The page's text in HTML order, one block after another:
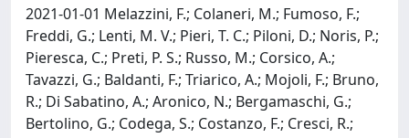
2021-01-01 Melazzini, F.; Colaneri, M.; Fumoso, F.;
Freddi, G.; Lenti, M. V.; Pieri, T. C.; Piloni, D.; Noris, P.;
Pieresca, C.; Preti, P. S.; Russo, M.; Corsico, A.;
Tavazzi, G.; Baldanti, F.; Triarico, A.; Mojoli, F.; Bruno,
R.; Di Sabatino, A.; Aronico, N.; Bergamaschi, G.;
Bertolino, G.; Codega, S.; Costanzo, F.; Cresci, R.;